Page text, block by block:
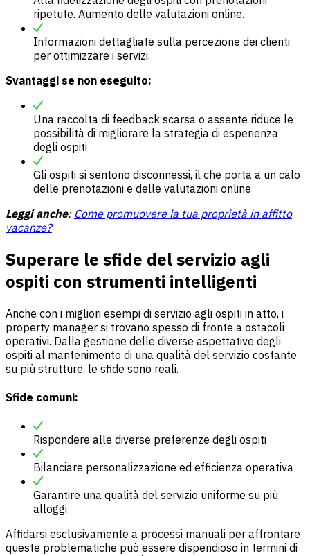
ripetute. Aumento delle valutazioni online.
Informazioni dettagliate sulla percezione dei clienti
per ottimizzare i servizi.
Svantaggi se non eseguito:
Una raccolta di feedback scarsa o assente riduce le
possibilità di migliorare la strategia di esperienza
degli ospiti
Gli ospiti si sentono disconnessi, il che porta a un calo
delle prenotazioni e delle valutazioni online
Leggi anche: Come promuovere la tua proprietà in affitto
vacanze?
Superare le sfide del servizio agli
ospiti con strumenti intelligenti
Anche con i migliori esempi di servizio agli ospiti in atto, i
property manager si trovano spesso di fronte a ostacoli
operativi. Dalla gestione delle diverse aspettative degli
ospiti al mantenimento di una qualità del servizio costante
su più strutture, le sfide sono reali.
Sfide comuni:
Rispondere alle diverse preferenze degli ospiti
Bilanciare personalizzazione ed efficienza operativa
Garantire una qualità del servizio uniforme su più
alloggi
Affidarsi esclusivamente a processi manuali per affrontare
queste problematiche può essere dispendioso in termini di